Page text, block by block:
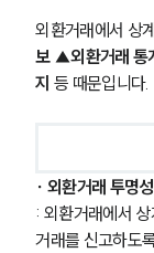
외환거래에서 상
보 ▲외환거래 통
지 등 때문입니다.
∙ 외환거래 투명
: 외환거래에서
거래를 신고하도